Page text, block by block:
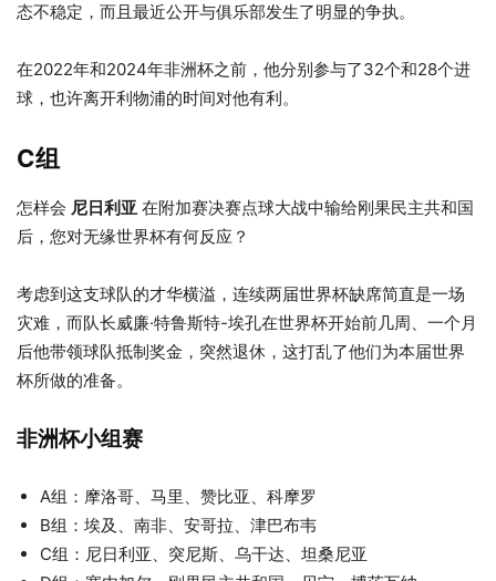
态不稳定，而且最近公开与俱乐部发生了明显的争执。
在2022年和2024年非洲杯之前，他分别参与了32个和28个进
球，也许离开利物浦的时间对他有利。
C组
怎样会 尼日利亚 在附加赛决赛点球大战中输给刚果民主共和国
后，您对无缘世界杯有何反应？
考虑到这支球队的才华横溢，连续两届世界杯缺席简直是一场
灾难，而队长威廉·特鲁斯特-埃孔在世界杯开始前几周、一个月
后他带领球队抵制奖金，突然退休，这打乱了他们为本届世界
杯所做的准备。
非洲杯小组赛
A组：摩洛哥、马里、赞比亚、科摩罗
B组：埃及、南非、安哥拉、津巴布韦
C组：尼日利亚、突尼斯、乌干达、坦桑尼亚